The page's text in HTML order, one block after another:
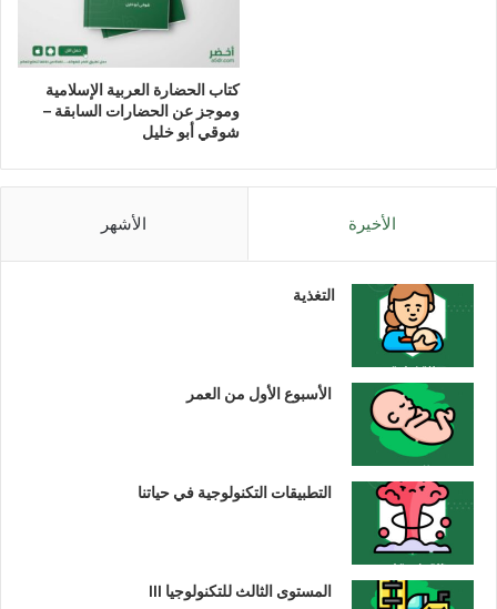
كتاب الحضارة العربية الإسلامية
وموجز عن الحضارات السابقة –
شوقي أبو خليل
الأخيرة الأشهر
التغذية
الأسبوع الأول من العمر
التطبيقات التكنولوجية في حياتنا
المستوى الثالث للتكنولوجيا III